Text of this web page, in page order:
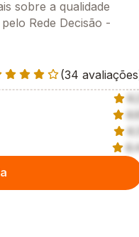
sobre a qualidade
Rede Decisão -
(34
4.2
4.3